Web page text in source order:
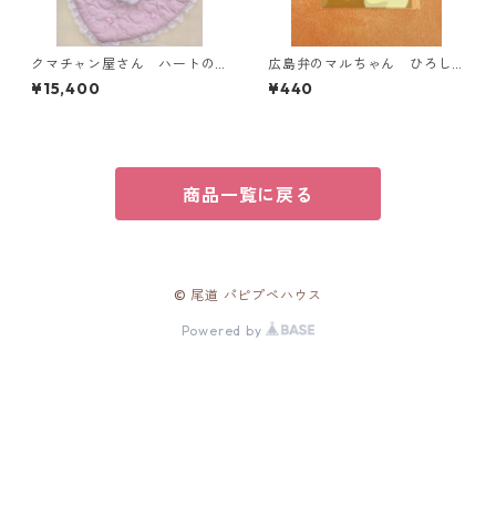
クマチャン屋さん ハートの
トートバッグ（ピンク）
¥15,400
広島弁のマルちゃん ひろし
まのステッカー【広島かき】
¥440
商品一覧に戻る
© 尾道 パピプペハウス
Powered by